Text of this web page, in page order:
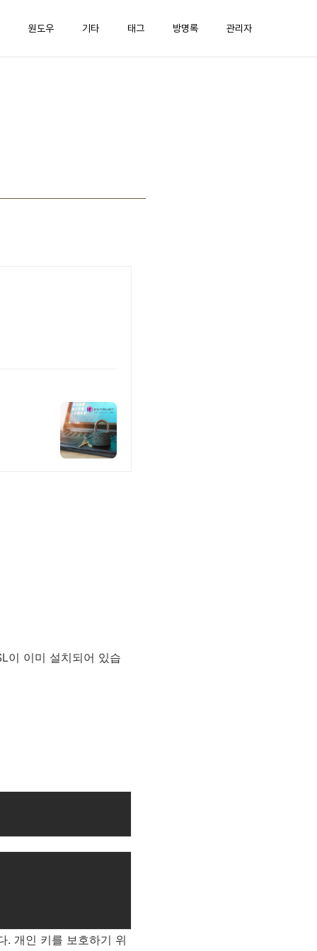
원도우 기타 태그 방명록 관리자
이 이미 설치되어 있습
. 개인 키를 보호하기 위